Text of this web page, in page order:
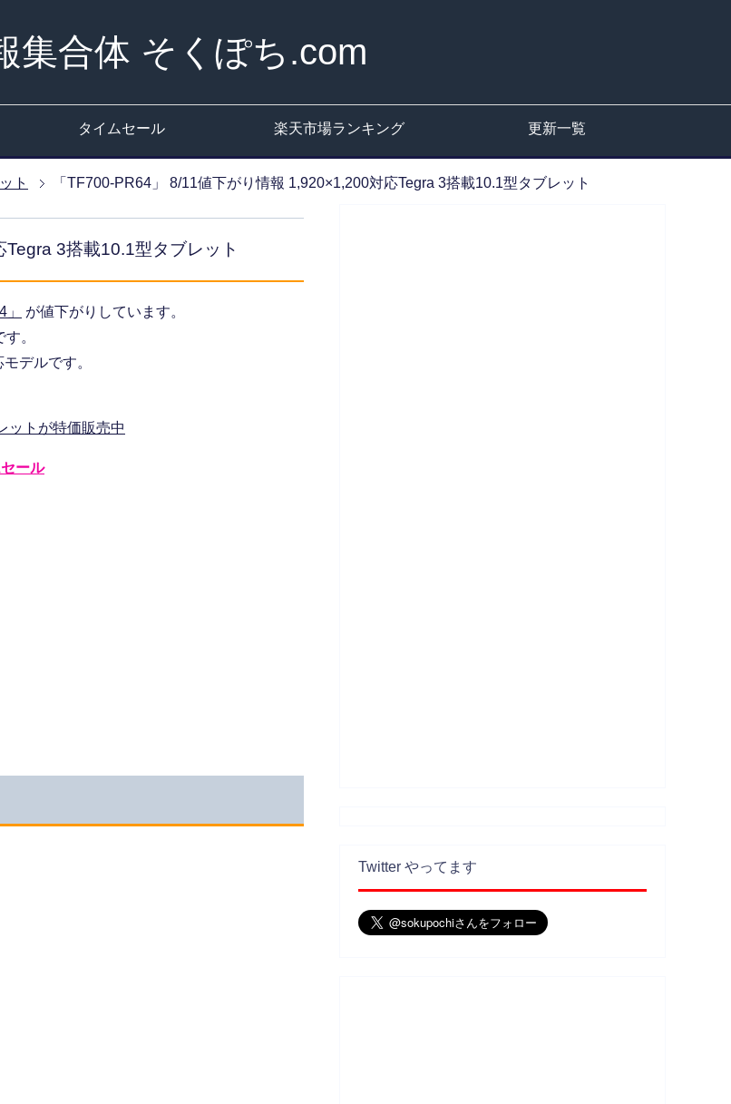
集合体 そくぽち.com
タイムセール 楽天市場ランキング 更新一覧
ト 「TF700-PR64」 8/11値下がり情報 1,920×1,200対応Tegra 3搭載10.1型タブレット
3搭載10.1型タブレット
が値下がりしています。
。
デルです。
ットが特価販売中
ール
Twitter やってます